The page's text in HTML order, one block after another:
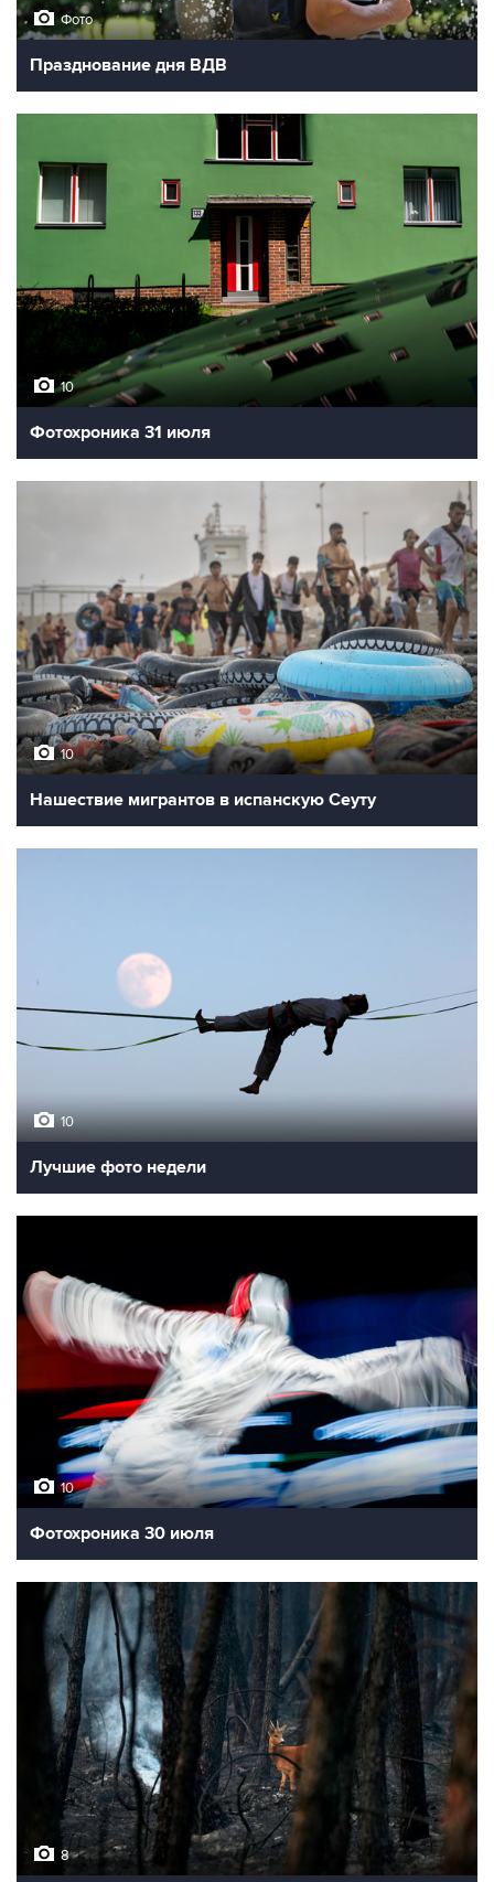
Фото
Празднование дня ВДВ
10
Фотохроника 31 июля
10
Нашествие мигрантов в испанскую Сеуту
10
Лучшие фото недели
10
Фотохроника 30 июля
8